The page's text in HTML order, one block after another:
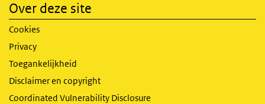
Over deze site
Cookies
Privacy
Toegankelijkheid
Disclaimer en copyright
Coordinated Vulnerability Disclosure